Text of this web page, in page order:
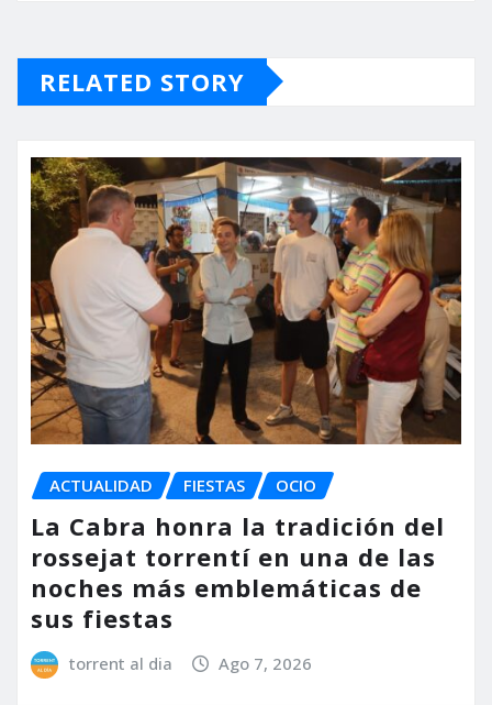
RELATED STORY
ACTUALIDAD FIESTAS OCIO
La Cabra honra la tradición del
rossejat torrentí en una de las
noches más emblemáticas de
sus fiestas
torrent al dia Ago 7, 2026